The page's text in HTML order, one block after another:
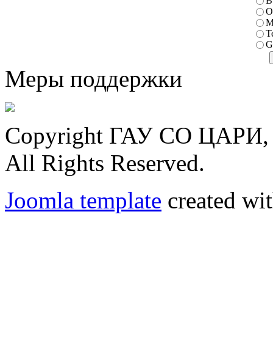
Меры поддержки
Copyright ГАУ СО ЦАРИ,
All Rights Reserved.
Joomla template created